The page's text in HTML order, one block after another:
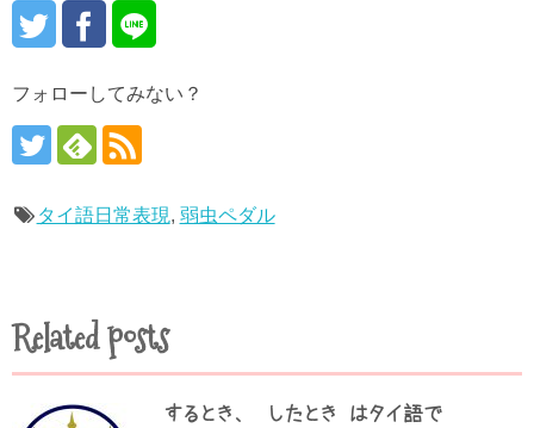
フォローしてみない？
タイ語日常表現, 弱虫ペダル
Related posts
〜するとき、〜したとき はタイ語で